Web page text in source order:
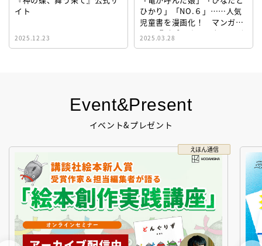
Event&Present
イベント&プレゼント
えほん通信
イト
2025.12.23
ひかり」「NO.６」……人気
児童書を漫画化！ マンガサ
イト『ビブリオシリウス』誕
生！
2025.03.28